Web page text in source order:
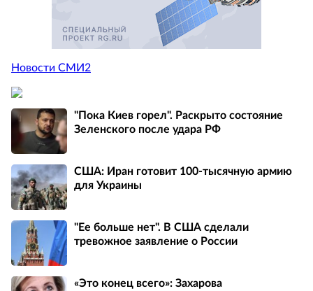
Новости СМИ2
"Пока Киев горел". Раскрыто состояние
Зеленского после удара РФ
США: Иран готовит 100-тысячную армию
для Украины
"Ее больше нет". В США сделали
тревожное заявление о России
«Это конец всего»: Захарова